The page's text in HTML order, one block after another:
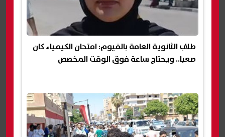
طلاب الثانوية العامة بالفيوم: امتحان الكيمياء كان
صعبا.. ويحتاج ساعة فوق الوقت المخصص